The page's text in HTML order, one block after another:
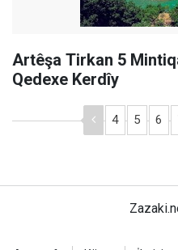
Artêşa Tirkan 5
Qedexe Kerdîy
4 5 6